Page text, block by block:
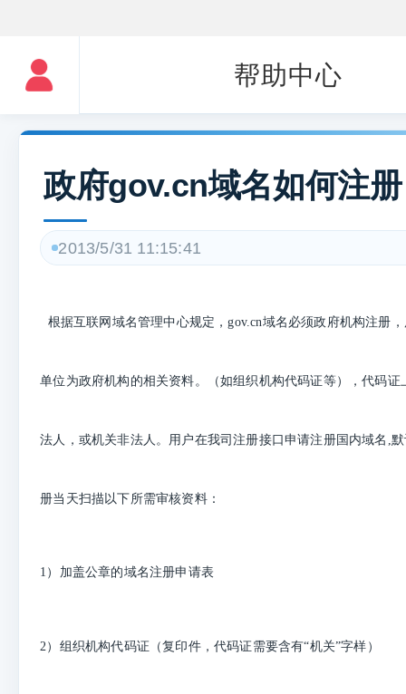
帮助中心
政府gov.cn域名如何注
2013/5/31 11:15:41
根据互联网域名管理中心规定，gov.cn域名必须政府机构注册
单位为政府机构的相关资料。（如组织机构代码证等），代码证
法人，或机关非法人。用户在我司注册接口申请注册国内域名,
册当天扫描以下所需审核资料：
1）加盖公章的域名注册申请表
2）组织机构代码证（复印件，代码证需要含有“机关”字样）